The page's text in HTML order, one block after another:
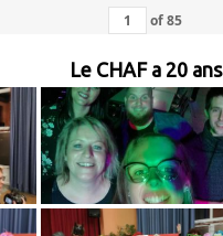
of85
Le CHAF a 20 ans